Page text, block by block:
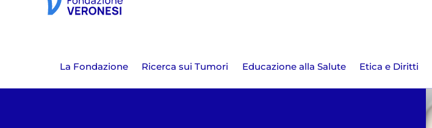
La Fondazione Ricerca sui Tumori Educazione alla Salute Etica e Diritti